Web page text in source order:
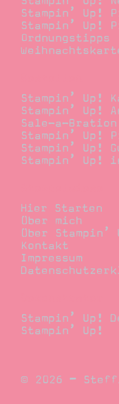
Stampin’ Up!
Stampin’ Up!
Ordnungstipps
Stampin’ Up!
Stampin’ Up!
Sale-a-
Stampin’ Up!
Stampin’ Up!
Stampin’ Up!
Hier Starten
Über mich
Über Stampin’
Kontakt
Impressum
Stampin’ Up!
Stampin’ Up!
© 2026 –